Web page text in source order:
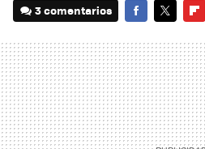
3 comentarios